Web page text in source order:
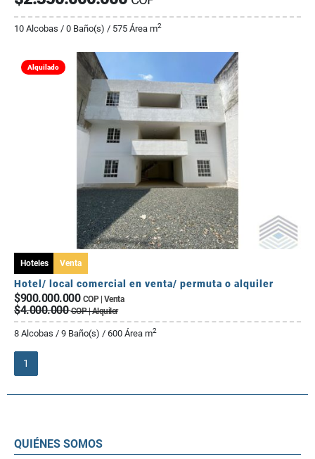
10 Alcobas / 0 Baño(s) / 575 Área m2
Alquilado
Hoteles Venta
Hotel/ local comercial en venta/ permuta o alquiler
$900.000.000 COP | Venta
$4.000.000COP | Alquiler
8 Alcobas / 9 Baño(s) / 600 Área m2
1
QUIÉNES SOMOS